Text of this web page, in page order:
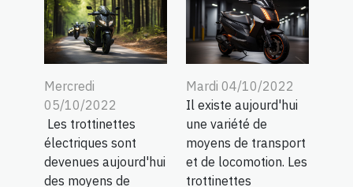
Mercredi
05/10/2022
Les trottinettes
électriques sont
devenues aujourd'hui
des moyens de
Mardi 04/10/2022
Il existe aujourd'hui
une variété de
moyens de transport
et de locomotion. Les
trottinettes